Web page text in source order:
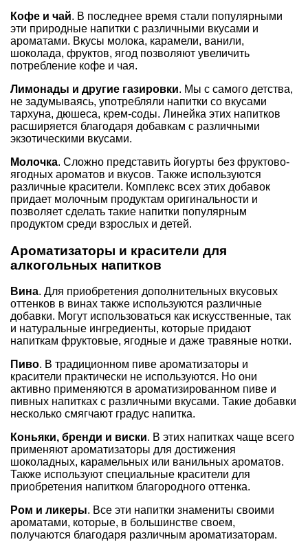
Кофе и чай. В последнее время стали популярными
эти природные напитки с различными вкусами и
ароматами. Вкусы молока, карамели, ванили,
шоколада, фруктов, ягод позволяют увеличить
потребление кофе и чая.
Лимонады и другие газировки. Мы с самого детства,
не задумываясь, употребляли напитки со вкусами
тархуна, дюшеса, крем-соды. Линейка этих напитков
расширяется благодаря добавкам с различными
экзотическими вкусами.
Молочка. Сложно представить йогурты без фруктово-
ягодных ароматов и вкусов. Также используются
различные красители. Комплекс всех этих добавок
придает молочным продуктам оригинальности и
позволяет сделать такие напитки популярным
продуктом среди взрослых и детей.
Ароматизаторы и красители для
алкогольных напитков
Вина. Для приобретения дополнительных вкусовых
оттенков в винах также используются различные
добавки. Могут использоваться как искусственные, так
и натуральные ингредиенты, которые придают
напиткам фруктовые, ягодные и даже травяные нотки.
Пиво. В традиционном пиве ароматизаторы и
красители практически не используются. Но они
активно применяются в ароматизированном пиве и
пивных напитках с различными вкусами. Такие добавки
несколько смягчают градус напитка.
Коньяки, бренди и виски. В этих напитках чаще всего
применяют ароматизаторы для достижения
шоколадных, карамельных или ванильных ароматов.
Также используют специальные красители для
приобретения напитком благородного оттенка.
Ром и ликеры. Все эти напитки знамениты своими
ароматами, которые, в большинстве своем,
получаются благодаря различным ароматизаторам.